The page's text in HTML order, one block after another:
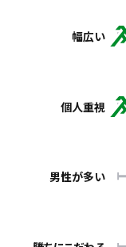
幅広い
個人重視
男性が多い